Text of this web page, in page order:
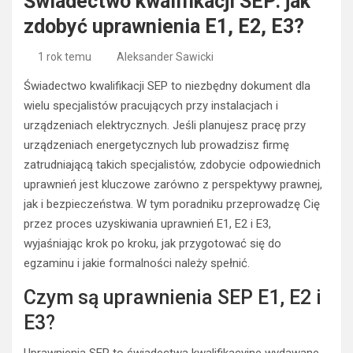
zdobyć uprawnienia E1, E2, E3?
1 rok temu Aleksander Sawicki
Świadectwo kwalifikacji SEP to niezbędny dokument dla
wielu specjalistów pracujących przy instalacjach i
urządzeniach elektrycznych. Jeśli planujesz pracę przy
urządzeniach energetycznych lub prowadzisz firmę
zatrudniającą takich specjalistów, zdobycie odpowiednich
uprawnień jest kluczowe zarówno z perspektywy prawnej,
jak i bezpieczeństwa. W tym poradniku przeprowadzę Cię
przez proces uzyskiwania uprawnień E1, E2 i E3,
wyjaśniając krok po kroku, jak przygotować się do
egzaminu i jakie formalności należy spełnić.
Czym są uprawnienia SEP E1, E2 i
E3?